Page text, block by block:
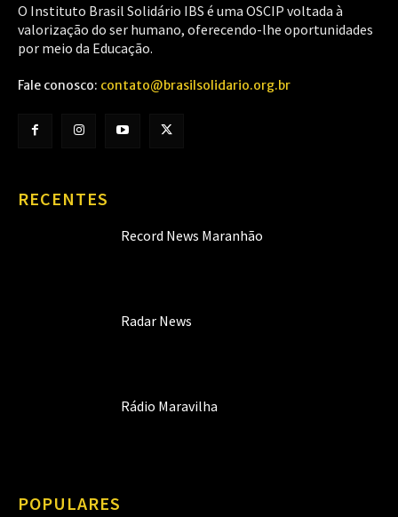
O Instituto Brasil Solidário IBS é uma OSCIP voltada à
valorização do ser humano, oferecendo-lhe oportunidades
por meio da Educação.
Fale conosco: contato@brasilsolidario.org.br
RECENTES
Record News Maranhão
Radar News
Rádio Maravilha
POPULARES